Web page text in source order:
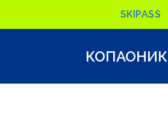
SKIPASS
КОПАОНИК